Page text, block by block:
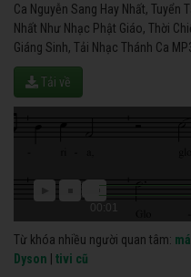
Ca Nguyễn Sang Hay Nhất, Tuyển
Nhất Như Nhạc Phật Giáo, Thời
Giáng Sinh, Tải Nhạc Thánh Ca
Tải về
00:01
Từ khóa nhiều người quan tâm:
Dyson
tivi cũ